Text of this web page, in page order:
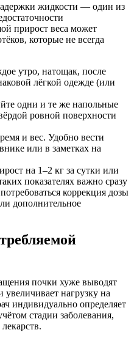
жидкости — один из
прирост веса может
которые не всегда
утро, натощак, после
лёгкой одежде (или
одни и те же напольные
ровной поверхности
и вес. Удобно вести
или в заметках на
на 1–2 кг за сутки или
показателях важно сразу
коррекция дозы
дополнительное
почки хуже выводят
нагрузку на
индивидуально определяет
стадии заболевания,